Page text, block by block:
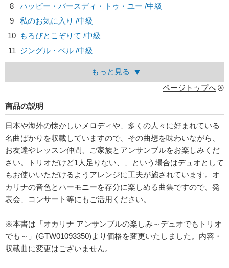
8
ハッピー・バースディ・トゥ・ユー /中級
9
私のお気に入り /中級
10 もろびとこぞりて /中級
11 ジングル・ベル /中級
もっと見る
ページトップへ
商品の説明
日本や海外の懐かしいメロディや、多くの人々に好まれている
名曲ばかりを収載していますので、その曲想を味わいながら、
お友達やレッスン仲間、ご家族とアンサンブルをお楽しみくだ
さい。トリオだけど1人足りない、、という場合はデュオとして
もお使いいただけるようアレンジに工夫が施されています。オ
カリナの音色とハーモニーを存分に楽しめる曲集ですので、発
表会、コンサート等にもご活用ください。
※本書は「オカリナ アンサンブルの楽しみ～デュオでもトリオ
でも～」(GTW01093350)より価格を変更いたしました。内容・
収載曲に変更はございません。